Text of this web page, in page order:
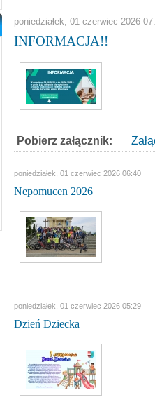
poniedziałek, 01 czerwiec 2026
INFORMACJA!!
Pobierz załącznik:
poniedziałek, 01 czerwiec 2026 06:40
Nepomucen 2026
poniedziałek, 01 czerwiec 2026 05:29
Dzień Dziecka